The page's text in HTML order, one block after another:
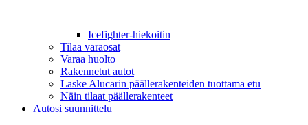
Icefighter-hiekoitin
Tilaa varaosat
Varaa huolto
Rakennetut autot
Laske Alucarin päällerakenteiden tuottama etu
Näin tilaat päällerakenteet
Autosi suunnittelu